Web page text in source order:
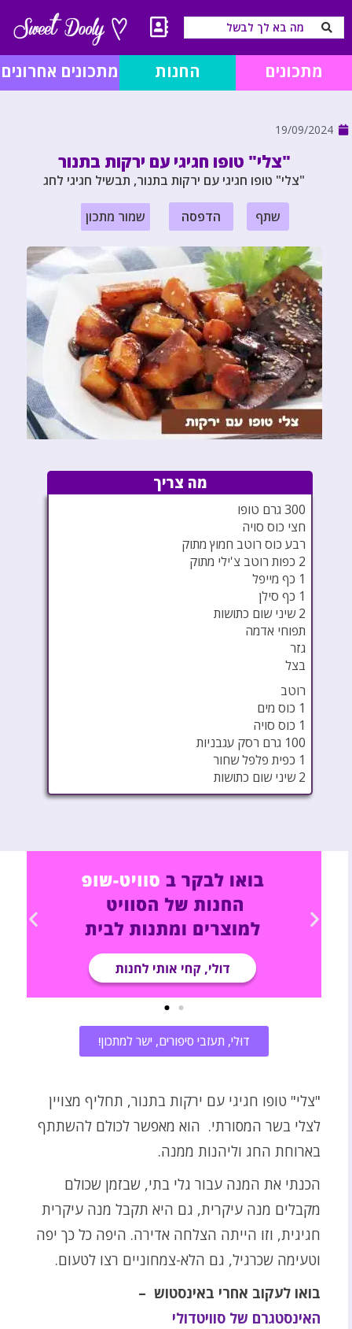
מתכונים החנות מתכונים אחרונים
19/09/2024
"צלי" טופו חגיגי עם ירקות בתנור
"צלי" טופו חגיגי עם ירקות בתנור, תבשיל חגיגי לחג
שתף הדפסה שמור מתכון
מה צריך
300 גרם טופו
חצי כוס סויה
רבע כוס רוטב חמוץ מתוק
2 כפות רוטב צ'ילי מתוק
1 כף מייפל
1 כף סילן
2 שיני שום כתושות
תפוחי אדמה
גזר
בצל
רוטב
1 כוס מים
1 כוס סויה
100 גרם רסק עגבניות
1 כפית פלפל שחור
2 שיני שום כתושות
דוּלי, תעזבי סיפורים, ישר למתכון!
"צלי" טופו חגיגי עם ירקות בתנור, תחליף מצויין
לצלי בשר המסורתי. הוא מאפשר לכולם להשתתף
בארוחת החג וליהנות ממנה.
הכנתי את המנה עבור גלי בתי, שבזמן שכולם
מקבלים מנה עיקרית, גם היא תקבל מנה עיקרית
חגיגית, וזו הייתה הצלחה אדירה. היפה כל כך יפה
וטעימה שכרגיל, גם הלא-צמחוניים רצו לטעום.
בואו לעקוב אחרי באינסטוש –
האינסטגרם של סוויטדולי